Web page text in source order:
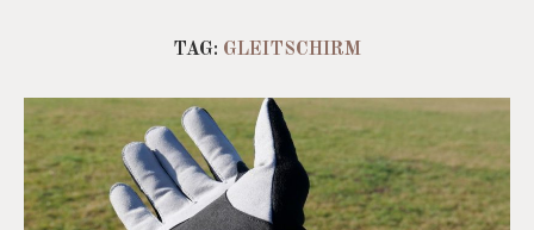
TAG: GLEITSCHIRM